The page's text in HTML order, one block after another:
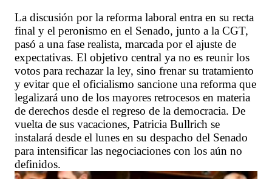
La discusión por la reforma laboral entra en su recta
final y el peronismo en el Senado, junto a la CGT,
pasó a una fase realista, marcada por el ajuste de
expectativas. El objetivo central ya no es reunir los
votos para rechazar la ley, sino frenar su tratamiento
y evitar que el oficialismo sancione una reforma que
legalizará uno de los mayores retrocesos en materia
de derechos desde el regreso de la democracia. De
vuelta de sus vacaciones, Patricia Bullrich se
instalará desde el lunes en su despacho del Senado
para intensificar las negociaciones con los aún no
definidos.